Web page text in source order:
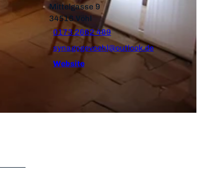
Mittelgasse 9
34516 Vöhl
0173 2662 489
synagogevoehl@outlook.de
Website